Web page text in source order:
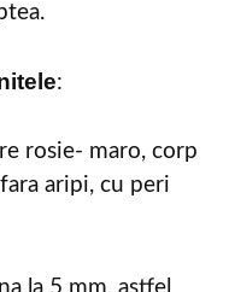
:
rosie- maro, corp
aripi, cu peri
la 5 mm, astfel